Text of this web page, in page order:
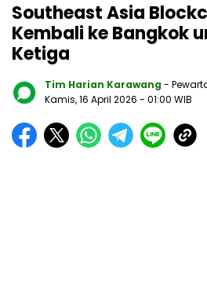
Southeast Asia
Kembali ke Bangkok
Ketiga
Tim Harian Karawang -
Kamis, 16 April 2026 - 01:00 WIB